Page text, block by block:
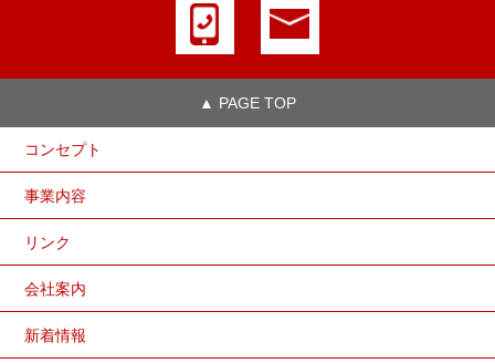
▲ PAGE TOP
コンセプト
事業内容
リンク
会社案内
新着情報